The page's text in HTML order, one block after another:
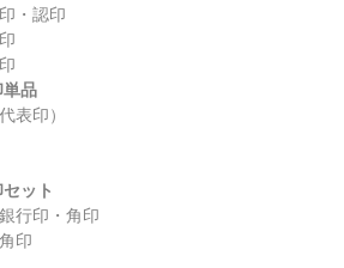
・認印
単品
表印）
ット
行印・角印
印